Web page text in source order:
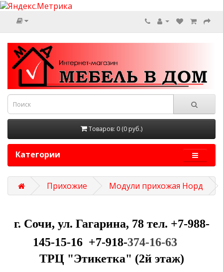
Товаров: 0 (0 руб.)
Категории
Прихожие Модули прихожая Норд
г. Сочи, ул. Гагарина, 78 тел. +7-988-
145-15-16 +7-918-374-16-63
ТРЦ "Этикетка" (2й этаж)